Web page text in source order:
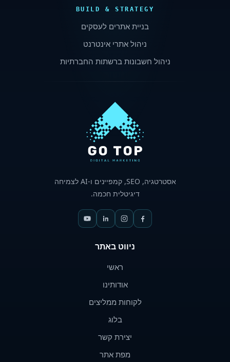
BUILD & STRATEGY
בניית אתרים לעסקים
ניהול אתרי אינטרנט
ניהול חשבונות ברשתות החברתיות
אסטרטגיה, SEO, קמפיינים ו-AI לצמיחה
דיגיטלית חכמה.
ניווט באתר
ראשי
אודותינו
לקוחות ממליצים
בלוג
יצירת קשר
מפת אתר